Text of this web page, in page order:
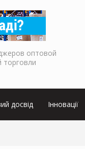
оптовой
торговли
досвід Інновації